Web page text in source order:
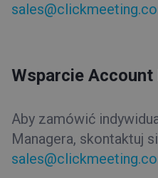
Wsparcie Account
Aby zamówić
Managera, skontaktuj